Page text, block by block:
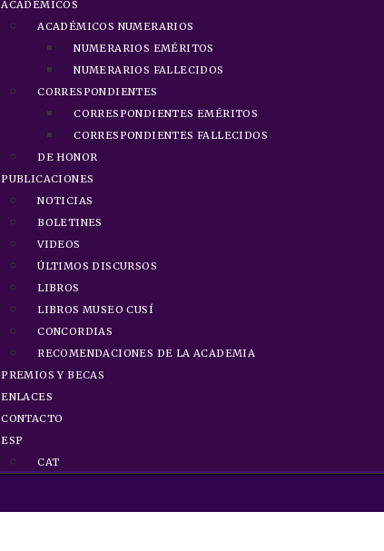
ACADÉMICOS
ACADÉMICOS NUMERARIOS
NUMERARIOS EMÉRITOS
NUMERARIOS FALLECIDOS
CORRESPONDIENTES
CORRESPONDIENTES EMÉRITOS
CORRESPONDIENTES FALLECIDOS
DE HONOR
PUBLICACIONES
NOTICIAS
BOLETINES
VIDEOS
ÚLTIMOS DISCURSOS
LIBROS
LIBROS MUSEO CUSÍ
CONCORDIAS
RECOMENDACIONES DE LA ACADEMIA
PREMIOS Y BECAS
ENLACES
CONTACTO
ESP
CAT